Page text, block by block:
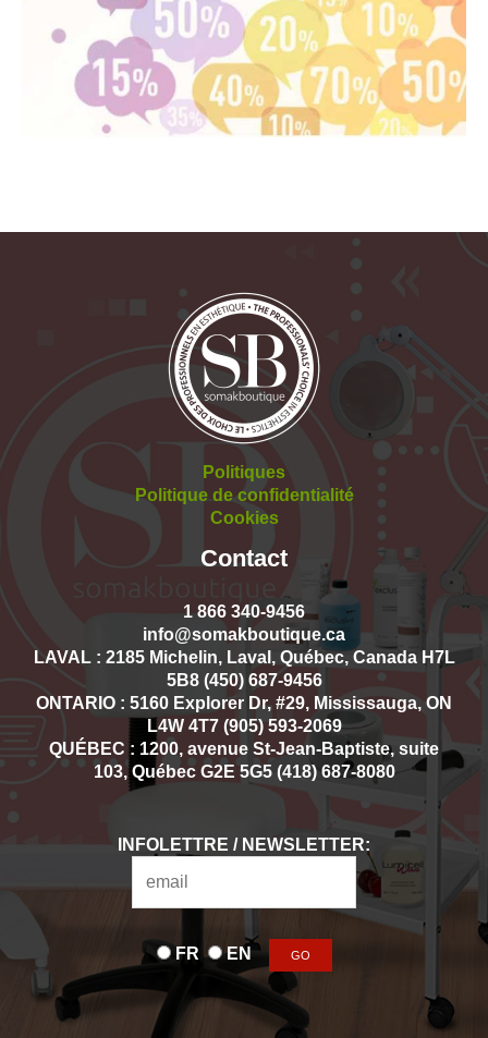
Politiques
Politique de confidentialité
Cookies
Contact
1 866 340-9456
info@somakboutique.ca
LAVAL : 2185 Michelin, Laval, Québec, Canada H7L
5B8 (450) 687-9456
ONTARIO : 5160 Explorer Dr, #29, Mississauga, ON
L4W 4T7 (905) 593-2069
QUÉBEC : 1200, avenue St-Jean-Baptiste, suite
103, Québec G2E 5G5 (418) 687-8080
INFOLETTRE / NEWSLETTER:
FR EN